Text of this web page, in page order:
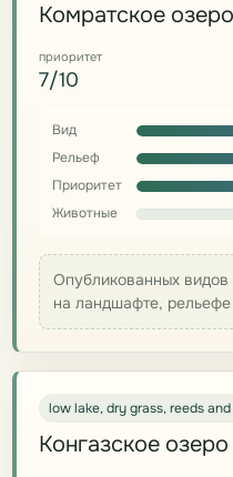
Комратское озеро
приоритет
7/10
Вид
Рельеф
Приоритет
Животные
Опубликованных
на ландшафте,
low lake, dry grass, reeds
Конгазское озеро